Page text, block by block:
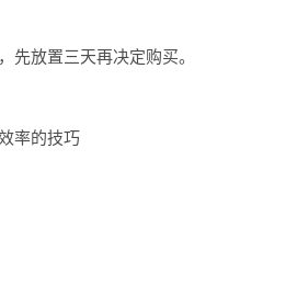
放置三天再决定购买。
率的技巧